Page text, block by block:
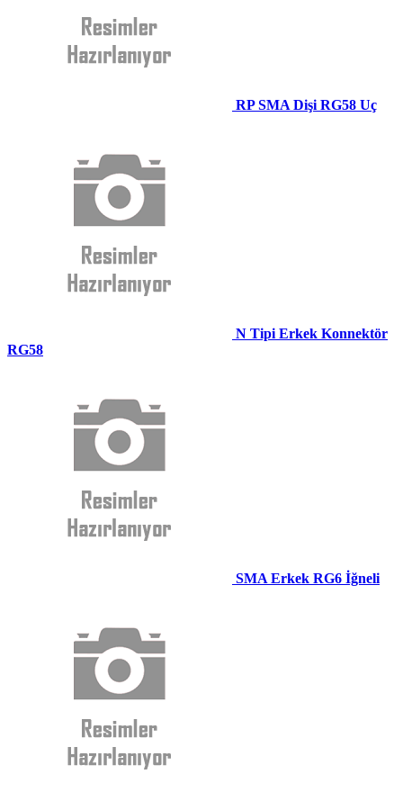
RP SMA Dişi RG58 Uç
N Tipi Erkek Konnektör
RG58
SMA Erkek RG6 İğneli